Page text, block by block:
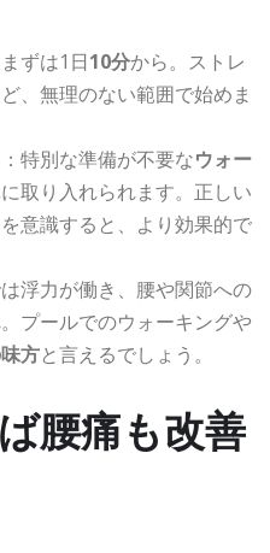
まずは1日10分から。ストレ
、無理のない範囲で始めま
：特別な準備が不要なウォー
取り入れられます。正しい
意識すると、より効果的で
浮力が働き、腰や関節への
。プールでのウォーキングや
方と言えるでしょう。
腰痛も改善